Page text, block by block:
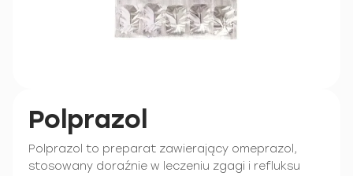
Polprazol
Polprazol to preparat zawierający omeprazol,
stosowany doraźnie w leczeniu zgagi i refluksu